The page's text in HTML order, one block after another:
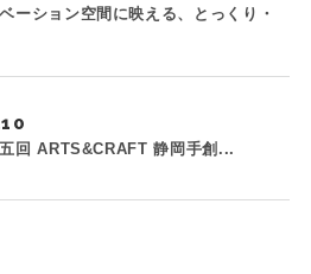
ーション空間に映える、とっくり・
回 ARTS&CRAFT 静岡手創...